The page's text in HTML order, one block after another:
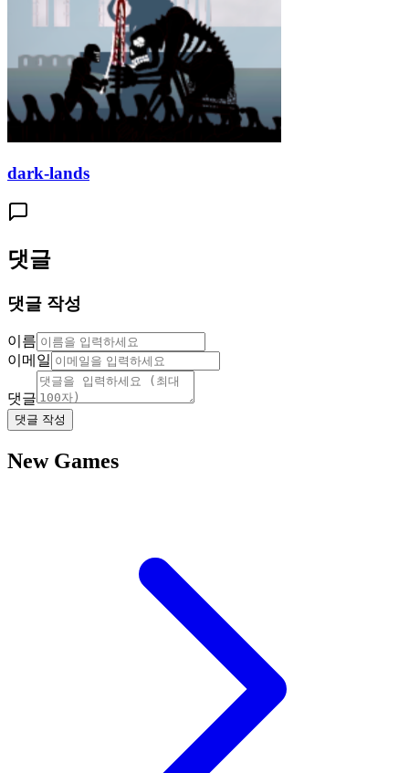
dark-lands
댓글
댓글 작성
이름
이메일
댓글
댓글 작성
New Games